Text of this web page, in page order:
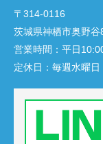
〒314-0116
茨城県神栖市奥野
営業時間： 平日
定休日： 毎週水曜日